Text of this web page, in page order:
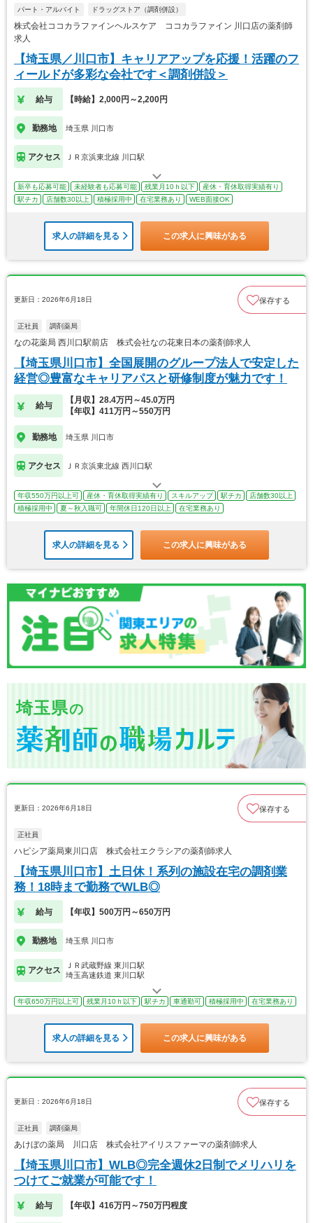
パート・アルバイト ドラッグストア（調剤併設）
株式会社ココカラファインヘルスケア ココカラファイン 川口店の薬剤師
求人
【埼玉県／川口市】キャリアアップを応援！活躍のフ
ィールドが多彩な会社です＜調剤併設＞
給与 【時給】2,000円～2,200円
勤務地 埼玉県 川口市
アクセス ＪＲ京浜東北線 川口駅
新卒も応募可能 未経験者も応募可能 残業月10ｈ以下
産休・育休取得実績有り
駅チカ
店舗数30以上 積極採用中 在宅業務あり WEB面接OK
求人の詳細を見る この求人に興味がある
更新日：2026年6月18日 保存する
正社員 調剤薬局
なの花薬局 西川口駅前店 株式会社なの花東日本の薬剤師求人
【埼玉県川口市】全国展開のグループ法人で安定した
経営◎豊富なキャリアパスと研修制度が魅力です！
給与
【月収】28.4万円～45.0万円
【年収】411万円～550万円
勤務地 埼玉県 川口市
アクセス ＪＲ京浜東北線 西川口駅
年収550万円以上可 産休・育休取得実績有り スキルアップ 駅チカ
店舗数30以上
積極採用中
夏～秋入職可 年間休日120日以上 在宅業務あり
求人の詳細を見る この求人に興味がある
埼玉県の
更新日：2026年6月18日 保存する
正社員
ハピシア薬局東川口店 株式会社エクラシアの薬剤師求人
【埼玉県川口市】土日休！系列の施設在宅の調剤業
務！18時まで勤務でWLB◎
給与 【年収】500万円～650万円
勤務地 埼玉県 川口市
アクセス
ＪＲ武蔵野線 東川口駅
埼玉高速鉄道 東川口駅
年収650万円以上可 残業月10ｈ以下 駅チカ 車通勤可 積極採用中 在宅業務あり
求人の詳細を見る この求人に興味がある
更新日：2026年6月18日 保存する
正社員 調剤薬局
あけぼの薬局 川口店 株式会社アイリスファーマの薬剤師求人
【埼玉県川口市】WLB◎完全週休2日制でメリハリを
つけてご就業が可能です！
給与 【年収】416万円～750万円程度